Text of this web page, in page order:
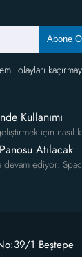
Abone Ol
olayları
Kullanımı
için nasıl
Atılacak
ediyor.
1 Beştepe